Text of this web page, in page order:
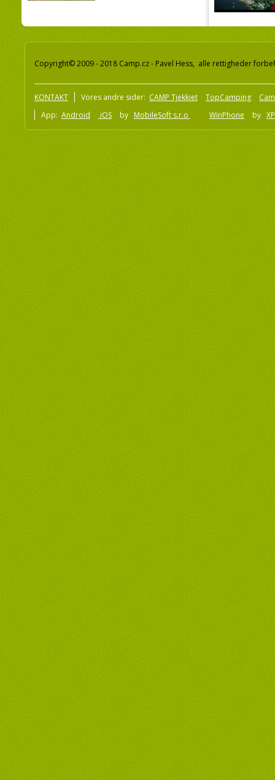
Copyright© 2009 - 2018 Camp.cz - Pavel Hess, alle rettigheder
KONTAKT Vores andre sider: CAMP Tjekkiet TopCamping
App: Android iOS by MobileSoft s.r.o WinPhone by